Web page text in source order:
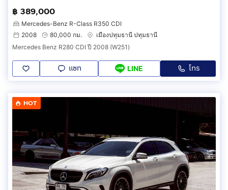
฿ 389,000
Mercedes-Benz R-Class R350 CDI
2008
80,000 กม.
เมืองปทุมธานี ปทุมธานี
Mercedes Benz R280 CDI ปี 2008 (W251)
แชท LINE โทร
HOT